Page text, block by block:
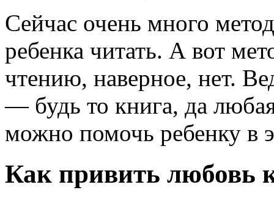
Сейчас очень много
ребенка читать. А вот
чтению, наверное, нет.
— будь то книга, да
можно помочь ребенку в
Как привить любовь